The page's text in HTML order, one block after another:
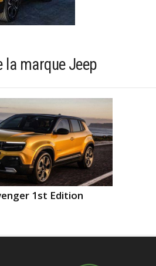
la marque Jeep
1st Edition